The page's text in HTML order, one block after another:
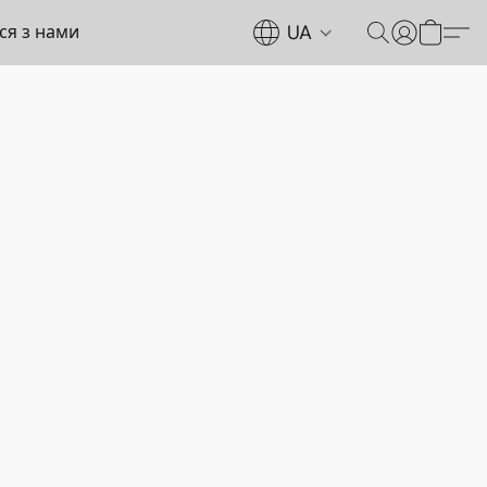
з нами UA